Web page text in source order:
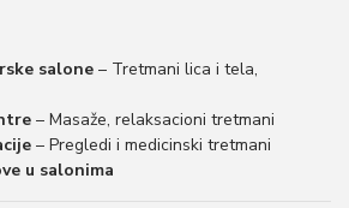
salone– Tretmani lica i tela,
– Masaže, relaksacioni tretmani
– Pregledi i medicinski tretmani
u salonima